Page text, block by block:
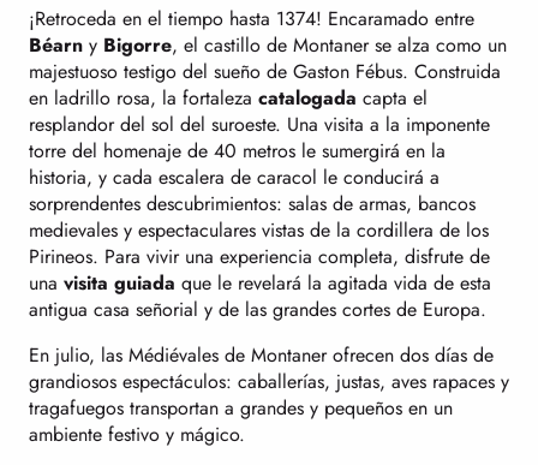
¡Retroceda en el tiempo hasta 1374! Encaramado entre
Béarn y Bigorre, el castillo de Montaner se alza como un
majestuoso testigo del sueño de Gaston Fébus. Construida
en ladrillo rosa, la fortaleza catalogada capta el
resplandor del sol del suroeste. Una visita a la imponente
torre del homenaje de 40 metros le sumergirá en la
historia, y cada escalera de caracol le conducirá a
sorprendentes descubrimientos: salas de armas, bancos
medievales y espectaculares vistas de la cordillera de los
Pirineos. Para vivir una experiencia completa, disfrute de
una visita guiada que le revelará la agitada vida de esta
antigua casa señorial y de las grandes cortes de Europa.
En julio, las Médiévales de Montaner ofrecen dos días de
grandiosos espectáculos: caballerías, justas, aves rapaces y
tragafuegos transportan a grandes y pequeños en un
ambiente festivo y mágico.